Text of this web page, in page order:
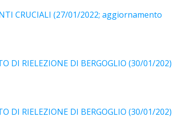
CRUCIALI (27/01/2022; aggiornamento
DI RIELEZIONE DI BERGOGLIO (30/01/202)
DI RIELEZIONE DI BERGOGLIO (30/01/202)